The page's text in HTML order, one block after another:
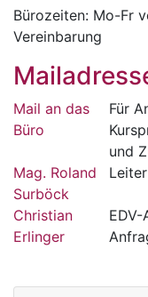
Bürozeiten: Mo-Fr
Vereinbarung
Mail an das
Büro
Für
und
Mag. Roland
Surböck
Christian
Erlinger